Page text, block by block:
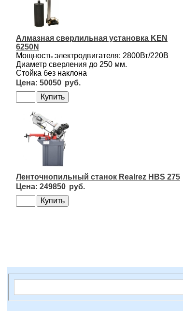
Алмазная сверлильная установка KEN
6250N
Мощность электродвигателя: 2800Вт/220В
Диаметр сверления до 250 мм.
Стойка без наклона
50050
Ленточнопильный станок Realrez HBS 275
249850